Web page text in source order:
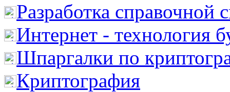
Разработка справочной
Интернет - технология
Шпаргалки по
Криптография